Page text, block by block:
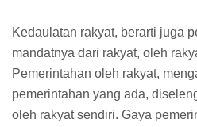
Kedaulatan rakyat, berarti juga
mandatnya dari rakyat, oleh
Pemerintahan oleh rakyat,
pemerintahan yang ada,
oleh rakyat sendiri. Gaya